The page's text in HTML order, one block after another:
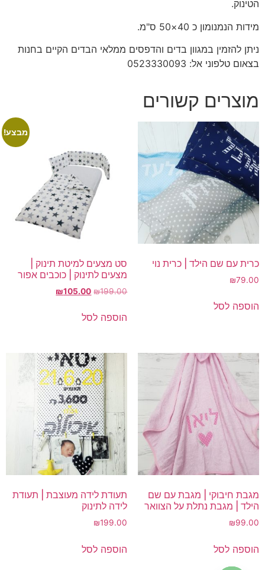
הטינוק.
מידות הנמנומון כ 40×50 ס"מ.
ניתן להזמין במגוון בדים והדפסים ממלאי הבדים הקיים בחנות
בצאום טלפוני אל: 0523330093
מוצרים קשורים
כרית עם שם הילד | כרית נוי
₪79.00
הוספה לסל
מבצע!
סט מצעים למיטת תינוק |
מצעים לתינוק | כוכבים אפור
₪199.00
המחיר
היה:
₪105.00
המחיר
הוספה לסל
מגבת חיבוקי | מגבת עם שם
הילד | מגבת נתלת על הצוואר
₪99.00
הוספה לסל
תעודת לידה מעוצבת | תעודת
לידה לתינוק
₪199.00
הוספה לסל